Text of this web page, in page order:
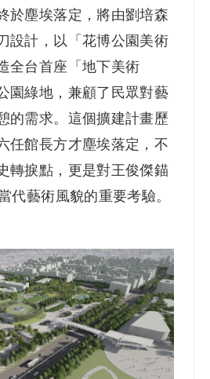
於塵埃落定，將由劉培森
設計，以「花博公園美術
全台首座「地下美術
園綠地，兼顧了民眾對藝
的需求。這個擴建計畫歷
任館長方才塵埃落定，不
轉捩點，更是對王俊傑錨
代藝術風貌的重要考驗。